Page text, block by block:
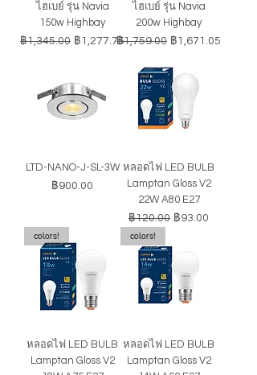
ไฮเบย์ รุ่น Navia
150w Highbay
ราคาปกติ
฿1,345.00 ราคาขายลด
฿1,277.75
ไฮเบย์ รุ่น Navia
200w Highbay
ราคาปกติ
฿1,759.00 ราคาขายลด
฿1,671.05
LTD-NANO-J-SL-3W
ราคา
฿900.00
หลอดไฟ LED BULB
Lamptan Gloss V2
22W A80 E27
ราคาปกติ
฿120.00 ราคาขายลด
฿93.00
colors!
หลอดไฟ LED BULB
Lamptan Gloss V2
colors!
หลอดไฟ LED BULB
Lamptan Gloss V2